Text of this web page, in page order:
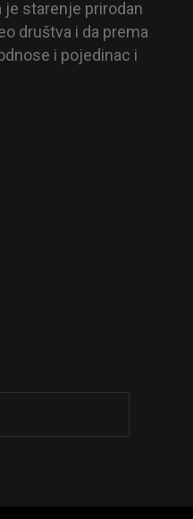
starenje prirodan
društva i da prema
i pojedinac i